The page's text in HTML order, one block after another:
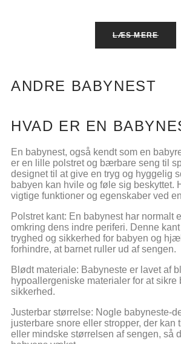
LÆS MERE
ANDRE BABYNEST
HVAD ER EN
En babynest, også kendt som en
er en lille polstret og bærbare seng til
designet til at give en tryg og hyggelig
babyen kan hvile og føle sig beskyttet.
vigtige funktioner og egenskaber ved
Polstret kant: En babynest har normalt
omkring dens indre periferi. Denne
tryghed og sikkerhed for babyen og
forhindre, at barnet ruller ud af sengen.
Blødt materiale: Babyneste er lavet af
hypoallergeniske materialer for at sikre
sikkerhed.
Justerbar størrelse: Nogle babyneste-
justerbare snore eller stropper, der kan
eller mindske størrelsen af sengen, så